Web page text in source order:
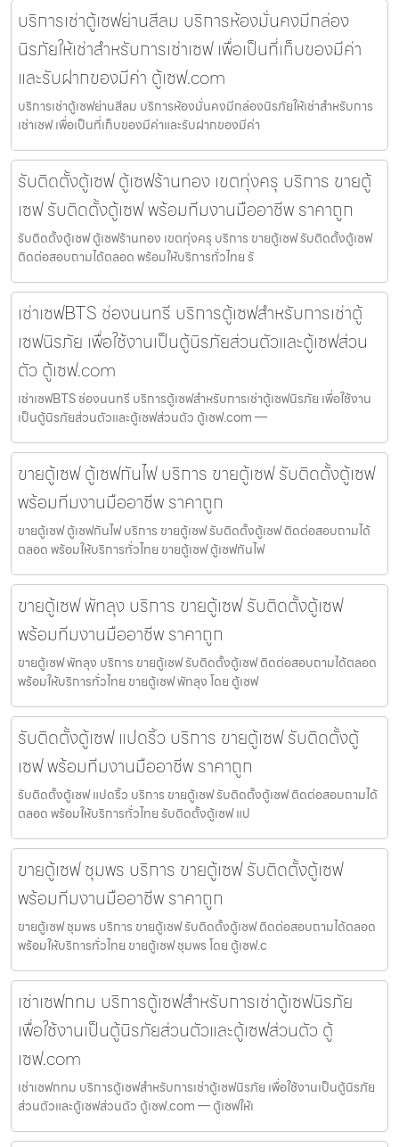
บริการเช่าตู้เซฟย่านสีลม บริการห้องมั่นคงมีกล่อง
นิรภัยให้เช่าสำหรับการเช่าเซฟ เพื่อเป็นที่เก็บของมีค่า
และรับฝากของมีค่า ตู้เซฟ.com
บริการเช่าตู้เซฟย่านสีลม บริการห้องมั่นคงมีกล่องนิรภัยให้เช่าสำหรับการ
เช่าเซฟ เพื่อเป็นที่เก็บของมีค่าและรับฝากของมีค่า
รับติดตั้งตู้เซฟ ตู้เซฟร้านทอง เขตทุ่งครุ บริการ ขายตู้
เซฟ รับติดตั้งตู้เซฟ พร้อมทีมงานมืออาชีพ ราคาถูก
รับติดตั้งตู้เซฟ ตู้เซฟร้านทอง เขตทุ่งครุ บริการ ขายตู้เซฟ รับติดตั้งตู้เซฟ
ติดต่อสอบถามได้ตลอด พร้อมให้บริการทั่วไทย รั
เช่าเซฟBTS ช่องนนทรี บริการตู้เซฟสำหรับการเช่าตู้
เซฟนิรภัย เพื่อใช้งานเป็นตู้นิรภัยส่วนตัวและตู้เซฟส่วน
ตัว ตู้เซฟ.com
เช่าเซฟBTS ช่องนนทรี บริการตู้เซฟสำหรับการเช่าตู้เซฟนิรภัย เพื่อใช้งาน
เป็นตู้นิรภัยส่วนตัวและตู้เซฟส่วนตัว ตู้เซฟ.com —
ขายตู้เซฟ ตู้เซฟกันไฟ บริการ ขายตู้เซฟ รับติดตั้งตู้เซฟ
พร้อมทีมงานมืออาชีพ ราคาถูก
ขายตู้เซฟ ตู้เซฟกันไฟ บริการ ขายตู้เซฟ รับติดตั้งตู้เซฟ ติดต่อสอบถามได้
ตลอด พร้อมให้บริการทั่วไทย ขายตู้เซฟ ตู้เซฟกันไฟ
ขายตู้เซฟ พัทลุง บริการ ขายตู้เซฟ รับติดตั้งตู้เซฟ
พร้อมทีมงานมืออาชีพ ราคาถูก
ขายตู้เซฟ พัทลุง บริการ ขายตู้เซฟ รับติดตั้งตู้เซฟ ติดต่อสอบถามได้ตลอด
พร้อมให้บริการทั่วไทย ขายตู้เซฟ พัทลุง โดย ตู้เซฟ
รับติดตั้งตู้เซฟ แปดริ้ว บริการ ขายตู้เซฟ รับติดตั้งตู้
เซฟ พร้อมทีมงานมืออาชีพ ราคาถูก
รับติดตั้งตู้เซฟ แปดริ้ว บริการ ขายตู้เซฟ รับติดตั้งตู้เซฟ ติดต่อสอบถามได้
ตลอด พร้อมให้บริการทั่วไทย รับติดตั้งตู้เซฟ แป
ขายตู้เซฟ ชุมพร บริการ ขายตู้เซฟ รับติดตั้งตู้เซฟ
พร้อมทีมงานมืออาชีพ ราคาถูก
ขายตู้เซฟ ชุมพร บริการ ขายตู้เซฟ รับติดตั้งตู้เซฟ ติดต่อสอบถามได้ตลอด
พร้อมให้บริการทั่วไทย ขายตู้เซฟ ชุมพร โดย ตู้เซฟ.c
เช่าเซฟกทม บริการตู้เซฟสำหรับการเช่าตู้เซฟนิรภัย
เพื่อใช้งานเป็นตู้นิรภัยส่วนตัวและตู้เซฟส่วนตัว ตู้
เซฟ.com
เช่าเซฟกทม บริการตู้เซฟสำหรับการเช่าตู้เซฟนิรภัย เพื่อใช้งานเป็นตู้นิรภัย
ส่วนตัวและตู้เซฟส่วนตัว ตู้เซฟ.com — ตู้เซฟให้เ